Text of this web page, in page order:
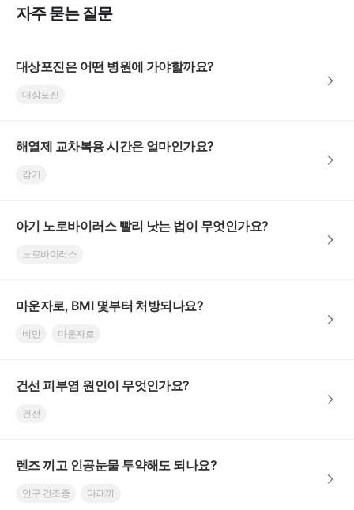
자주 묻는 질문
대상포진은 어떤 병원에 가야할까요?
대상포진
해열제 교차복용 시간은 얼마인가요?
감기
아기 노로바이러스 빨리 낫는 법이 무엇인가요?
노로바이러스
마운자로, BMI 몇부터 처방되나요?
비만 마운자로
건선 피부염 원인이 무엇인가요?
건선
렌즈 끼고 인공눈물 투약해도 되나요?
안구 건조증 다래끼